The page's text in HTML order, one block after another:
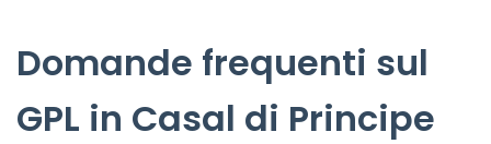
Domande frequenti sul
GPL in Casal di Principe